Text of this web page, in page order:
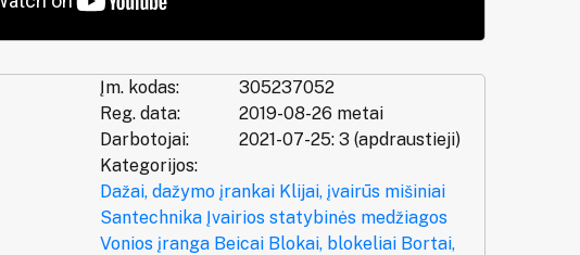
Įm. kodas:
305237052
Reg. data:
2019-08-26 metai
Darbotojai:
2021-07-25: 3 (apdraustieji)
Kategorijos:
Dažai, dažymo įrankai Klijai, įvairūs mišiniai
Santechnika Įvairios statybinės medžiagos
Vonios įranga Beicai Blokai, blokeliai Bortai,